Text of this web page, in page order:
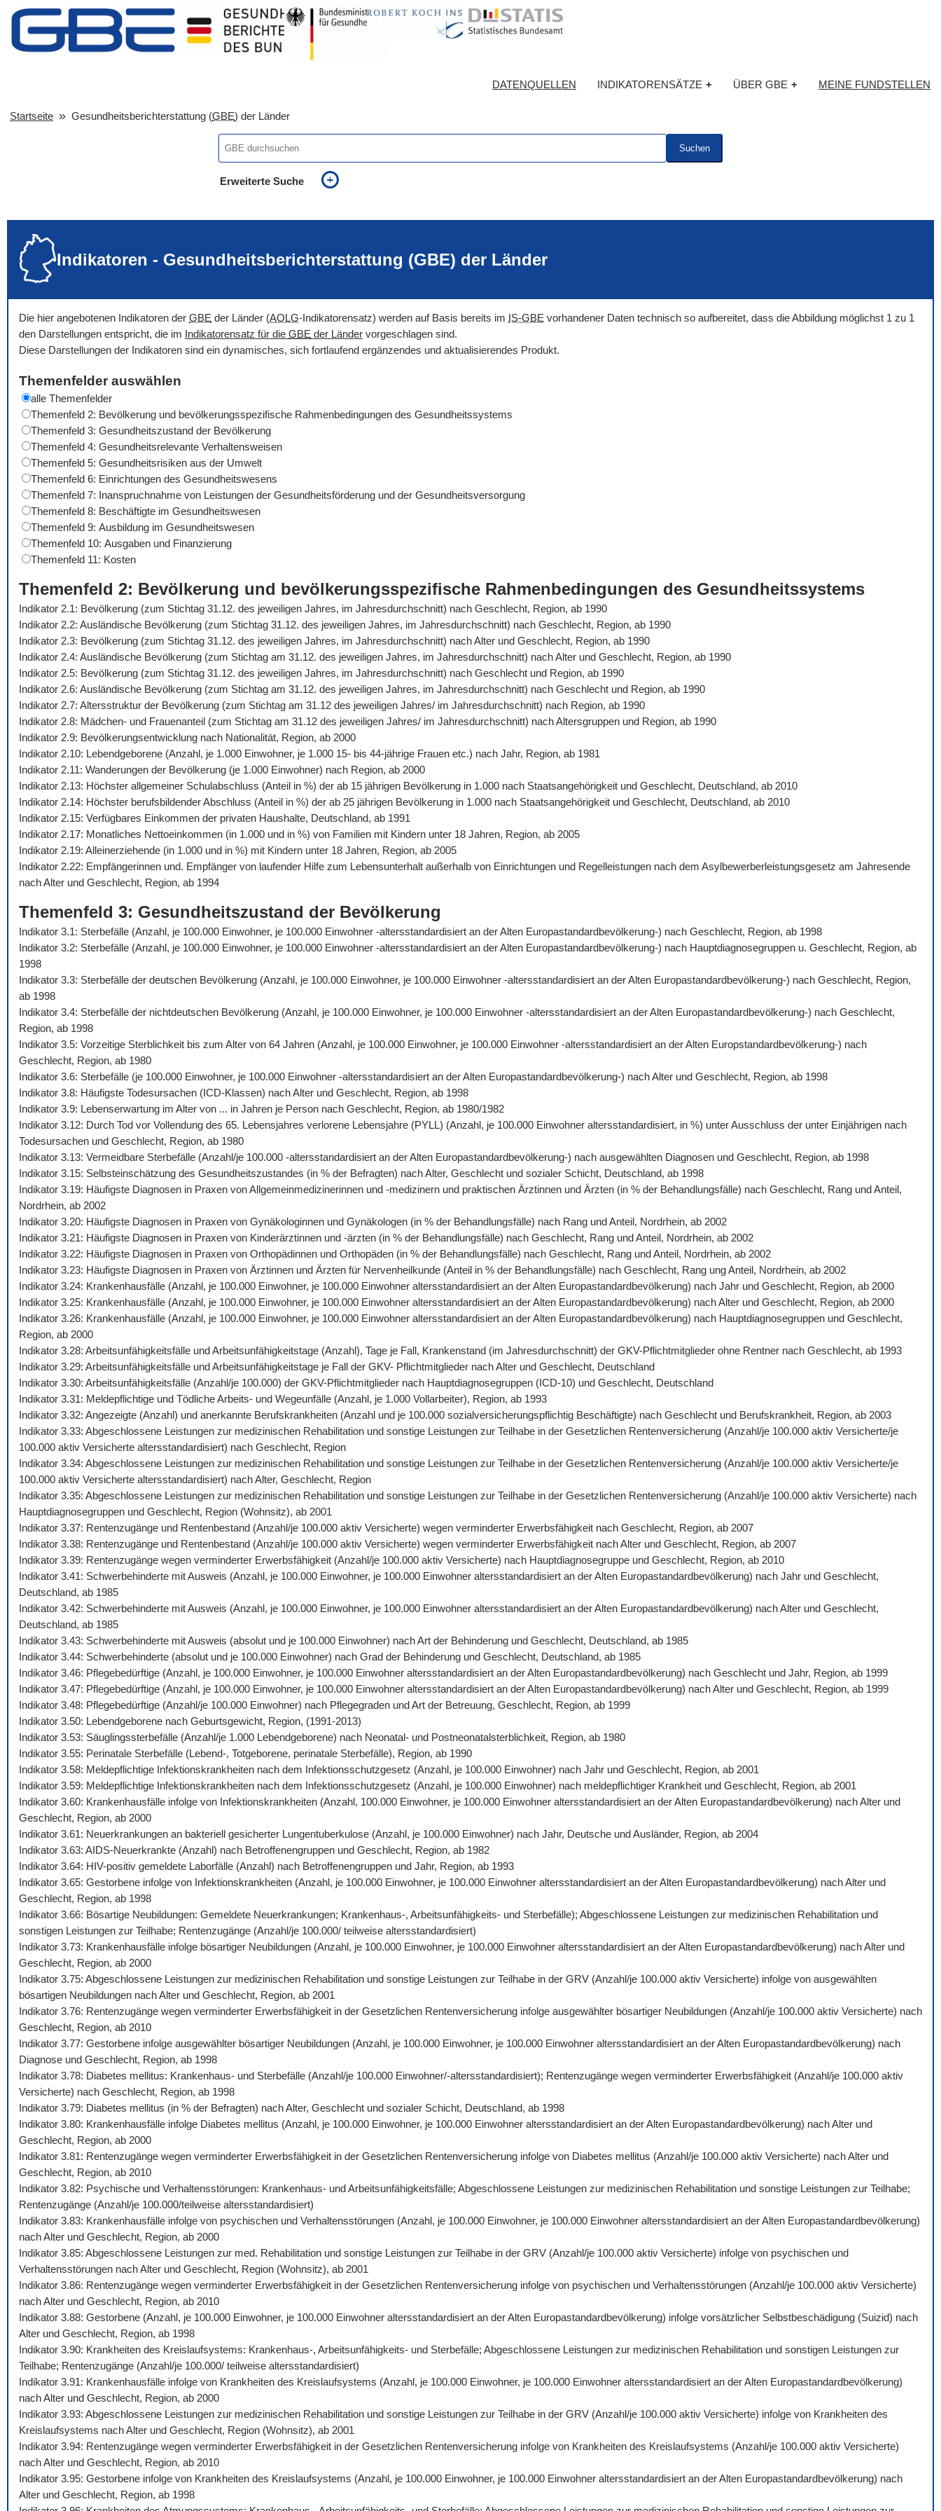
DATENQUELLEN INDIKATORENSÄTZE + ÜBER GBE + MEINE FUNDSTELLEN
Startseite Gesundheitsberichterstattung (GBE) der Länder
Suchen
Erweiterte Suche
Indikatoren - Gesundheitsberichterstattung (GBE) der Länder
Die hier angebotenen Indikatoren der GBE der Länder (AOLG-Indikatorensatz) werden auf Basis bereits im IS-GBE vorhandener Daten technisch so aufbereitet, dass die Abbildung möglichst 1 zu 1
den Darstellungen entspricht, die im Indikatorensatz für die GBE der Länder vorgeschlagen sind.
Diese Darstellungen der Indikatoren sind ein dynamisches, sich fortlaufend ergänzendes und aktualisierendes Produkt.
Themenfelder auswählen
alle Themenfelder
Themenfeld 2: Bevölkerung und bevölkerungsspezifische Rahmenbedingungen des Gesundheitssystems
Themenfeld 3: Gesundheitszustand der Bevölkerung
Themenfeld 4: Gesundheitsrelevante Verhaltensweisen
Themenfeld 5: Gesundheitsrisiken aus der Umwelt
Themenfeld 6: Einrichtungen des Gesundheitswesens
Themenfeld 7: Inanspruchnahme von Leistungen der Gesundheitsförderung und der Gesundheitsversorgung
Themenfeld 8: Beschäftigte im Gesundheitswesen
Themenfeld 9: Ausbildung im Gesundheitswesen
Themenfeld 10: Ausgaben und Finanzierung
Themenfeld 11: Kosten
Themenfeld 2: Bevölkerung und bevölkerungsspezifische Rahmenbedingungen des Gesundheitssystems
Indikator 2.1: Bevölkerung (zum Stichtag 31.12. des jeweiligen Jahres, im Jahresdurchschnitt) nach Geschlecht, Region, ab 1990
Indikator 2.2: Ausländische Bevölkerung (zum Stichtag 31.12. des jeweiligen Jahres, im Jahresdurchschnitt) nach Geschlecht, Region, ab 1990
Indikator 2.3: Bevölkerung (zum Stichtag 31.12. des jeweiligen Jahres, im Jahresdurchschnitt) nach Alter und Geschlecht, Region, ab 1990
Indikator 2.4: Ausländische Bevölkerung (zum Stichtag am 31.12. des jeweiligen Jahres, im Jahresdurchschnitt) nach Alter und Geschlecht, Region, ab 1990
Indikator 2.5: Bevölkerung (zum Stichtag 31.12. des jeweiligen Jahres, im Jahresdurchschnitt) nach Geschlecht und Region, ab 1990
Indikator 2.6: Ausländische Bevölkerung (zum Stichtag am 31.12. des jeweiligen Jahres, im Jahresdurchschnitt) nach Geschlecht und Region, ab 1990
Indikator 2.7: Altersstruktur der Bevölkerung (zum Stichtag am 31.12 des jeweiligen Jahres/ im Jahresdurchschnitt) nach Region, ab 1990
Indikator 2.8: Mädchen- und Frauenanteil (zum Stichtag am 31.12 des jeweiligen Jahres/ im Jahresdurchschnitt) nach Altersgruppen und Region, ab 1990
Indikator 2.9: Bevölkerungsentwicklung nach Nationalität, Region, ab 2000
Indikator 2.10: Lebendgeborene (Anzahl, je 1.000 Einwohner, je 1.000 15- bis 44-jährige Frauen etc.) nach Jahr, Region, ab 1981
Indikator 2.11: Wanderungen der Bevölkerung (je 1.000 Einwohner) nach Region, ab 2000
Indikator 2.13: Höchster allgemeiner Schulabschluss (Anteil in %) der ab 15 jährigen Bevölkerung in 1.000 nach Staatsangehörigkeit und Geschlecht, Deutschland, ab 2010
Indikator 2.14: Höchster berufsbildender Abschluss (Anteil in %) der ab 25 jährigen Bevölkerung in 1.000 nach Staatsangehörigkeit und Geschlecht, Deutschland, ab 2010
Indikator 2.15: Verfügbares Einkommen der privaten Haushalte, Deutschland, ab 1991
Indikator 2.17: Monatliches Nettoeinkommen (in 1.000 und in %) von Familien mit Kindern unter 18 Jahren, Region, ab 2005
Indikator 2.19: Alleinerziehende (in 1.000 und in %) mit Kindern unter 18 Jahren, Region, ab 2005
Indikator 2.22: Empfängerinnen und. Empfänger von laufender Hilfe zum Lebensunterhalt außerhalb von Einrichtungen und Regelleistungen nach dem Asylbewerberleistungsgesetz am Jahresende
nach Alter und Geschlecht, Region, ab 1994
Themenfeld 3: Gesundheitszustand der Bevölkerung
Indikator 3.1: Sterbefälle (Anzahl, je 100.000 Einwohner, je 100.000 Einwohner -altersstandardisiert an der Alten Europastandardbevölkerung-) nach Geschlecht, Region, ab 1998
Indikator 3.2: Sterbefälle (Anzahl, je 100.000 Einwohner, je 100.000 Einwohner -altersstandardisiert an der Alten Europastandardbevölkerung-) nach Hauptdiagnosegruppen u. Geschlecht, Region, ab
1998
Indikator 3.3: Sterbefälle der deutschen Bevölkerung (Anzahl, je 100.000 Einwohner, je 100.000 Einwohner -altersstandardisiert an der Alten Europastandardbevölkerung-) nach Geschlecht, Region,
ab 1998
Indikator 3.4: Sterbefälle der nichtdeutschen Bevölkerung (Anzahl, je 100.000 Einwohner, je 100.000 Einwohner -altersstandardisiert an der Alten Europastandardbevölkerung-) nach Geschlecht,
Region, ab 1998
Indikator 3.5: Vorzeitige Sterblichkeit bis zum Alter von 64 Jahren (Anzahl, je 100.000 Einwohner, je 100.000 Einwohner -altersstandardisiert an der Alten Europstandardbevölkerung-) nach
Geschlecht, Region, ab 1980
Indikator 3.6: Sterbefälle (je 100.000 Einwohner, je 100.000 Einwohner -altersstandardisiert an der Alten Europastandardbevölkerung-) nach Alter und Geschlecht, Region, ab 1998
Indikator 3.8: Häufigste Todesursachen (ICD-Klassen) nach Alter und Geschlecht, Region, ab 1998
Indikator 3.9: Lebenserwartung im Alter von ... in Jahren je Person nach Geschlecht, Region, ab 1980/1982
Indikator 3.12: Durch Tod vor Vollendung des 65. Lebensjahres verlorene Lebensjahre (PYLL) (Anzahl, je 100.000 Einwohner altersstandardisiert, in %) unter Ausschluss der unter Einjährigen nach
Todesursachen und Geschlecht, Region, ab 1980
Indikator 3.13: Vermeidbare Sterbefälle (Anzahl/je 100.000 -altersstandardisiert an der Alten Europastandardbevölkerung-) nach ausgewählten Diagnosen und Geschlecht, Region, ab 1998
Indikator 3.15: Selbsteinschätzung des Gesundheitszustandes (in % der Befragten) nach Alter, Geschlecht und sozialer Schicht, Deutschland, ab 1998
Indikator 3.19: Häufigste Diagnosen in Praxen von Allgemeinmedizinerinnen und -medizinern und praktischen Ärztinnen und Ärzten (in % der Behandlungsfälle) nach Geschlecht, Rang und Anteil,
Nordrhein, ab 2002
Indikator 3.20: Häufigste Diagnosen in Praxen von Gynäkologinnen und Gynäkologen (in % der Behandlungsfälle) nach Rang und Anteil, Nordrhein, ab 2002
Indikator 3.21: Häufigste Diagnosen in Praxen von Kinderärztinnen und -ärzten (in % der Behandlungsfälle) nach Geschlecht, Rang und Anteil, Nordrhein, ab 2002
Indikator 3.22: Häufigste Diagnosen in Praxen von Orthopädinnen und Orthopäden (in % der Behandlungsfälle) nach Geschlecht, Rang und Anteil, Nordrhein, ab 2002
Indikator 3.23: Häufigste Diagnosen in Praxen von Ärztinnen und Ärzten für Nervenheilkunde (Anteil in % der Behandlungsfälle) nach Geschlecht, Rang ung Anteil, Nordrhein, ab 2002
Indikator 3.24: Krankenhausfälle (Anzahl, je 100.000 Einwohner, je 100.000 Einwohner altersstandardisiert an der Alten Europastandardbevölkerung) nach Jahr und Geschlecht, Region, ab 2000
Indikator 3.25: Krankenhausfälle (Anzahl, je 100.000 Einwohner, je 100.000 Einwohner altersstandardisiert an der Alten Europastandardbevölkerung) nach Alter und Geschlecht, Region, ab 2000
Indikator 3.26: Krankenhausfälle (Anzahl, je 100.000 Einwohner, je 100.000 Einwohner altersstandardisiert an der Alten Europastandardbevölkerung) nach Hauptdiagnosegruppen und Geschlecht,
Region, ab 2000
Indikator 3.28: Arbeitsunfähigkeitsfälle und Arbeitsunfähigkeitstage (Anzahl), Tage je Fall, Krankenstand (im Jahresdurchschnitt) der GKV-Pflichtmitglieder ohne Rentner nach Geschlecht, ab 1993
Indikator 3.29: Arbeitsunfähigkeitsfälle und Arbeitsunfähigkeitstage je Fall der GKV- Pflichtmitglieder nach Alter und Geschlecht, Deutschland
Indikator 3.30: Arbeitsunfähigkeitsfälle (Anzahl/je 100.000) der GKV-Pflichtmitglieder nach Hauptdiagnosegruppen (ICD-10) und Geschlecht, Deutschland
Indikator 3.31: Meldepflichtige und Tödliche Arbeits- und Wegeunfälle (Anzahl, je 1.000 Vollarbeiter), Region, ab 1993
Indikator 3.32: Angezeigte (Anzahl) und anerkannte Berufskrankheiten (Anzahl und je 100.000 sozialversicherungspflichtig Beschäftigte) nach Geschlecht und Berufskrankheit, Region, ab 2003
Indikator 3.33: Abgeschlossene Leistungen zur medizinischen Rehabilitation und sonstige Leistungen zur Teilhabe in der Gesetzlichen Rentenversicherung (Anzahl/je 100.000 aktiv Versicherte/je
100.000 aktiv Versicherte altersstandardisiert) nach Geschlecht, Region
Indikator 3.34: Abgeschlossene Leistungen zur medizinischen Rehabilitation und sonstige Leistungen zur Teilhabe in der Gesetzlichen Rentenversicherung (Anzahl/je 100.000 aktiv Versicherte/je
100.000 aktiv Versicherte altersstandardisiert) nach Alter, Geschlecht, Region
Indikator 3.35: Abgeschlossene Leistungen zur medizinischen Rehabilitation und sonstige Leistungen zur Teilhabe in der Gesetzlichen Rentenversicherung (Anzahl/je 100.000 aktiv Versicherte) nach
Hauptdiagnosegruppen und Geschlecht, Region (Wohnsitz), ab 2001
Indikator 3.37: Rentenzugänge und Rentenbestand (Anzahl/je 100.000 aktiv Versicherte) wegen verminderter Erwerbsfähigkeit nach Geschlecht, Region, ab 2007
Indikator 3.38: Rentenzugänge und Rentenbestand (Anzahl/je 100.000 aktiv Versicherte) wegen verminderter Erwerbsfähigkeit nach Alter und Geschlecht, Region, ab 2007
Indikator 3.39: Rentenzugänge wegen verminderter Erwerbsfähigkeit (Anzahl/je 100.000 aktiv Versicherte) nach Hauptdiagnosegruppe und Geschlecht, Region, ab 2010
Indikator 3.41: Schwerbehinderte mit Ausweis (Anzahl, je 100.000 Einwohner, je 100.000 Einwohner altersstandardisiert an der Alten Europastandardbevölkerung) nach Jahr und Geschlecht,
Deutschland, ab 1985
Indikator 3.42: Schwerbehinderte mit Ausweis (Anzahl, je 100.000 Einwohner, je 100.000 Einwohner altersstandardisiert an der Alten Europastandardbevölkerung) nach Alter und Geschlecht,
Deutschland, ab 1985
Indikator 3.43: Schwerbehinderte mit Ausweis (absolut und je 100.000 Einwohner) nach Art der Behinderung und Geschlecht, Deutschland, ab 1985
Indikator 3.44: Schwerbehinderte (absolut und je 100.000 Einwohner) nach Grad der Behinderung und Geschlecht, Deutschland, ab 1985
Indikator 3.46: Pflegebedürftige (Anzahl, je 100.000 Einwohner, je 100.000 Einwohner altersstandardisiert an der Alten Europastandardbevölkerung) nach Geschlecht und Jahr, Region, ab 1999
Indikator 3.47: Pflegebedürftige (Anzahl, je 100.000 Einwohner, je 100.000 Einwohner altersstandardisiert an der Alten Europastandardbevölkerung) nach Alter und Geschlecht, Region, ab 1999
Indikator 3.48: Pflegebedürftige (Anzahl/je 100.000 Einwohner) nach Pflegegraden und Art der Betreuung, Geschlecht, Region, ab 1999
Indikator 3.50: Lebendgeborene nach Geburtsgewicht, Region, (1991-2013)
Indikator 3.53: Säuglingssterbefälle (Anzahl/je 1.000 Lebendgeborene) nach Neonatal- und Postneonatalsterblichkeit, Region, ab 1980
Indikator 3.55: Perinatale Sterbefälle (Lebend-, Totgeborene, perinatale Sterbefälle), Region, ab 1990
Indikator 3.58: Meldepflichtige Infektionskrankheiten nach dem Infektionsschutzgesetz (Anzahl, je 100.000 Einwohner) nach Jahr und Geschlecht, Region, ab 2001
Indikator 3.59: Meldepflichtige Infektionskrankheiten nach dem Infektionsschutzgesetz (Anzahl, je 100.000 Einwohner) nach meldepflichtiger Krankheit und Geschlecht, Region, ab 2001
Indikator 3.60: Krankenhausfälle infolge von Infektionskrankheiten (Anzahl, 100.000 Einwohner, je 100.000 Einwohner altersstandardisiert an der Alten Europastandardbevölkerung) nach Alter und
Geschlecht, Region, ab 2000
Indikator 3.61: Neuerkrankungen an bakteriell gesicherter Lungentuberkulose (Anzahl, je 100.000 Einwohner) nach Jahr, Deutsche und Ausländer, Region, ab 2004
Indikator 3.63: AIDS-Neuerkrankte (Anzahl) nach Betroffenengruppen und Geschlecht, Region, ab 1982
Indikator 3.64: HIV-positiv gemeldete Laborfälle (Anzahl) nach Betroffenengruppen und Jahr, Region, ab 1993
Indikator 3.65: Gestorbene infolge von Infektionskrankheiten (Anzahl, je 100.000 Einwohner, je 100.000 Einwohner altersstandardisiert an der Alten Europastandardbevölkerung) nach Alter und
Geschlecht, Region, ab 1998
Indikator 3.66: Bösartige Neubildungen: Gemeldete Neuerkrankungen; Krankenhaus-, Arbeitsunfähigkeits- und Sterbefälle); Abgeschlossene Leistungen zur medizinischen Rehabilitation und
sonstigen Leistungen zur Teilhabe; Rentenzugänge (Anzahl/je 100.000/ teilweise altersstandardisiert)
Indikator 3.73: Krankenhausfälle infolge bösartiger Neubildungen (Anzahl, je 100.000 Einwohner, je 100.000 Einwohner altersstandardisiert an der Alten Europastandardbevölkerung) nach Alter und
Geschlecht, Region, ab 2000
Indikator 3.75: Abgeschlossene Leistungen zur medizinischen Rehabilitation und sonstige Leistungen zur Teilhabe in der GRV (Anzahl/je 100.000 aktiv Versicherte) infolge von ausgewählten
bösartigen Neubildungen nach Alter und Geschlecht, Region, ab 2001
Indikator 3.76: Rentenzugänge wegen verminderter Erwerbsfähigkeit in der Gesetzlichen Rentenversicherung infolge ausgewählter bösartiger Neubildungen (Anzahl/je 100.000 aktiv Versicherte) nach
Geschlecht, Region, ab 2010
Indikator 3.77: Gestorbene infolge ausgewählter bösartiger Neubildungen (Anzahl, je 100.000 Einwohner, je 100.000 Einwohner altersstandardisiert an der Alten Europastandardbevölkerung) nach
Diagnose und Geschlecht, Region, ab 1998
Indikator 3.78: Diabetes mellitus: Krankenhaus- und Sterbefälle (Anzahl/je 100.000 Einwohner/-altersstandardisiert); Rentenzugänge wegen verminderter Erwerbsfähigkeit (Anzahl/je 100.000 aktiv
Versicherte) nach Geschlecht, Region, ab 1998
Indikator 3.79: Diabetes mellitus (in % der Befragten) nach Alter, Geschlecht und sozialer Schicht, Deutschland, ab 1998
Indikator 3.80: Krankenhausfälle infolge Diabetes mellitus (Anzahl, je 100.000 Einwohner, je 100.000 Einwohner altersstandardisiert an der Alten Europastandardbevölkerung) nach Alter und
Geschlecht, Region, ab 2000
Indikator 3.81: Rentenzugänge wegen verminderter Erwerbsfähigkeit in der Gesetzlichen Rentenversicherung infolge von Diabetes mellitus (Anzahl/je 100.000 aktiv Versicherte) nach Alter und
Geschlecht, Region, ab 2010
Indikator 3.82: Psychische und Verhaltensstörungen: Krankenhaus- und Arbeitsunfähigkeitsfälle; Abgeschlossene Leistungen zur medizinischen Rehabilitation und sonstige Leistungen zur Teilhabe;
Rentenzugänge (Anzahl/je 100.000/teilweise altersstandardisiert)
Indikator 3.83: Krankenhausfälle infolge von psychischen und Verhaltensstörungen (Anzahl, je 100.000 Einwohner, je 100.000 Einwohner altersstandardisiert an der Alten Europastandardbevölkerung)
nach Alter und Geschlecht, Region, ab 2000
Indikator 3.85: Abgeschlossene Leistungen zur med. Rehabilitation und sonstige Leistungen zur Teilhabe in der GRV (Anzahl/je 100.000 aktiv Versicherte) infolge von psychischen und
Verhaltensstörungen nach Alter und Geschlecht, Region (Wohnsitz), ab 2001
Indikator 3.86: Rentenzugänge wegen verminderter Erwerbsfähigkeit in der Gesetzlichen Rentenversicherung infolge von psychischen und Verhaltensstörungen (Anzahl/je 100.000 aktiv Versicherte)
nach Alter und Geschlecht, Region, ab 2010
Indikator 3.88: Gestorbene (Anzahl, je 100.000 Einwohner, je 100.000 Einwohner altersstandardisiert an der Alten Europastandardbevölkerung) infolge vorsätzlicher Selbstbeschädigung (Suizid) nach
Alter und Geschlecht, Region, ab 1998
Indikator 3.90: Krankheiten des Kreislaufsystems: Krankenhaus-, Arbeitsunfähigkeits- und Sterbefälle; Abgeschlossene Leistungen zur medizinischen Rehabilitation und sonstigen Leistungen zur
Teilhabe; Rentenzugänge (Anzahl/je 100.000/ teilweise altersstandardisiert)
Indikator 3.91: Krankenhausfälle infolge von Krankheiten des Kreislaufsystems (Anzahl, je 100.000 Einwohner, je 100.000 Einwohner altersstandardisiert an der Alten Europastandardbevölkerung)
nach Alter und Geschlecht, Region, ab 2000
Indikator 3.93: Abgeschlossene Leistungen zur medizinischen Rehabilitation und sonstige Leistungen zur Teilhabe in der GRV (Anzahl/je 100.000 aktiv Versicherte) infolge von Krankheiten des
Kreislaufsystems nach Alter und Geschlecht, Region (Wohnsitz), ab 2001
Indikator 3.94: Rentenzugänge wegen verminderter Erwerbsfähigkeit in der Gesetzlichen Rentenversicherung infolge von Krankheiten des Kreislaufsystems (Anzahl/je 100.000 aktiv Versicherte)
nach Alter und Geschlecht, Region, ab 2010
Indikator 3.95: Gestorbene infolge von Krankheiten des Kreislaufsystems (Anzahl, je 100.000 Einwohner, je 100.000 Einwohner altersstandardisiert an der Alten Europastandardbevölkerung) nach
Alter und Geschlecht, Region, ab 1998